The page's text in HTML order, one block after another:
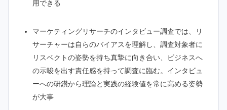
用できる
マーケティングリサーチのインタビュー調査では、リ
サーチャーは自らのバイアスを理解し、調査対象者に
リスベクトの姿勢を持ち真摯に向き合い、ビジネスへ
の示唆を出す責任感を持って調査に臨む。インタビュ
ーへの研鑽から理論と実践の経験値を常に高める姿勢
が大事